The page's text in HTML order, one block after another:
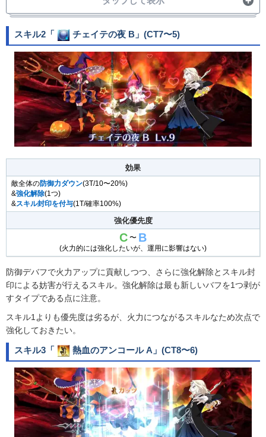
スキル2「 チェイテの夜 B 」(CT7〜5)
効果
敵全体の防御力ダウン(3T/10〜20%)
&強化解除(1つ)
& スキル封印を付与(1T/確率100%)
強化優先度
C 〜 B
(火力的には強化したいが、運用に影響はない)
防御デバフで火力アップに貢献しつつ、さらに強化解除とスキル封
印による妨害が行えるスキル。強化解除は最も新しいバフを1つ剥が
すタイプである点に注意。
スキル1よりも優先度は劣るが、火力につながるスキルなため次点で
強化しておきたい。
スキル3「 熱血のアンコール A 」(CT8〜6)